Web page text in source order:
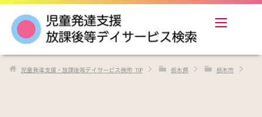
児童発達支援・放課後等デイサービス検索 TOP 栃木県 栃木市